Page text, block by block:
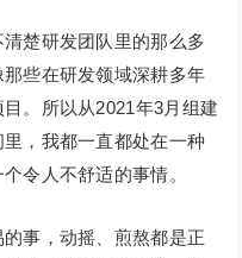
楚研发团队里的那么多
些在研发领域深耕多年
。所以从2021年3月组建
，我都一直都处在一种
令人不舒适的事情。
事，动摇、煎熬都是正